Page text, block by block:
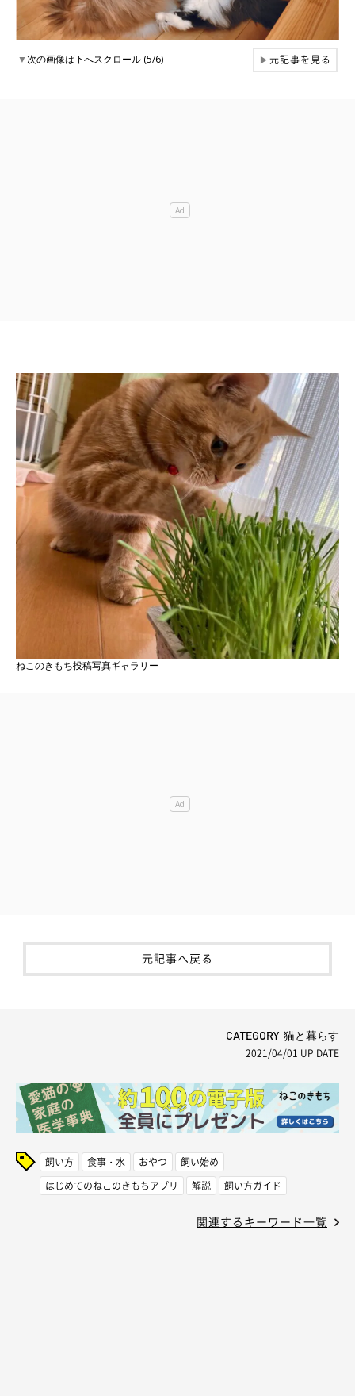
▼次の画像は下へスクロール (5/6) ▶元記事を見る
ねこのきもち投稿写真ギャラリー
元記事へ戻る
CATEGORY 猫と暮らす
2021/04/01 UP DATE
飼い方 食事・水 おやつ
飼い始め
はじめてのねこのきもちアプリ
解説 飼い方ガイド
関連するキーワード一覧